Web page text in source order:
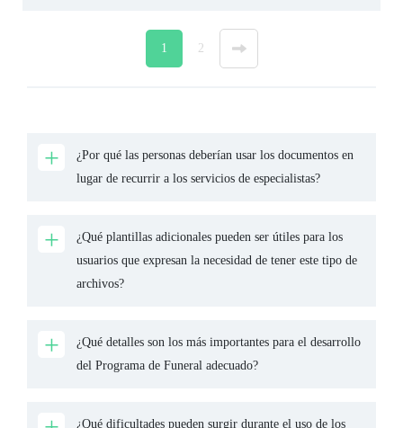
1 2 »
¿Por qué las personas deberían usar los documentos en
lugar de recurrir a los servicios de especialistas?
¿Qué plantillas adicionales pueden ser útiles para los
usuarios que expresan la necesidad de tener este tipo de
archivos?
¿Qué detalles son los más importantes para el desarrollo
del Programa de Funeral adecuado?
¿Qué dificultades pueden surgir durante el uso de los